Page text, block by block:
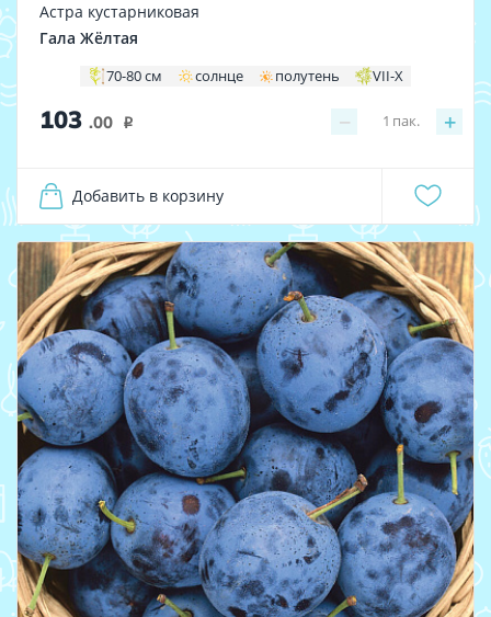
Астра кустарниковая
Гала Жёлтая
70-80 см солнце полутень VII-X
103 .00 i − +
1 пак.
Добавить в корзину